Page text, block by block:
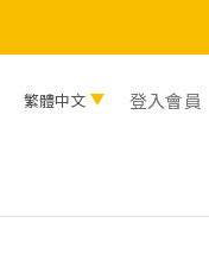
繁體中文 登入會員